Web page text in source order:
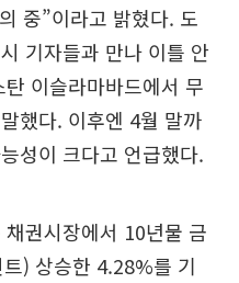
중”이라고 밝혔다. 도
기자들과 만나 이틀 안
이슬라마바드에서 무
했다. 이후엔 4월 말까
성이 크다고 언급했다.
권시장에서 10년물 금
) 상승한 4.28%를 기